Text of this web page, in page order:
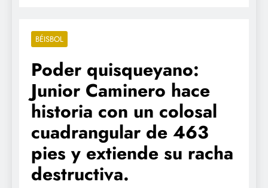
BÉISBOL
Poder quisqueyano:
Junior Caminero hace
historia con un colosal
cuadrangular de 463
pies y extiende su racha
destructiva.